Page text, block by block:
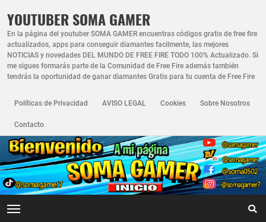
YOUTUBER SOMA GAMER
En la página del youtuber SOMA GAMER encuentras códigos gratis de free fire
actualizados, apps para conseguir diamantes facilmente, las mejores
NOTICIAS y novedades DEL MUNDO DE FREE FIRE TODO 100% Actualizado. Si
me sigues formarás parte de la Comunidad de Free Fire además también
tendrás la oportunidad de ganar diamantes Gratis para tu cuenta de Free Fire
Políticas de Privacidad AVISO LEGAL Cookies Sobre Nosotros
Contacto